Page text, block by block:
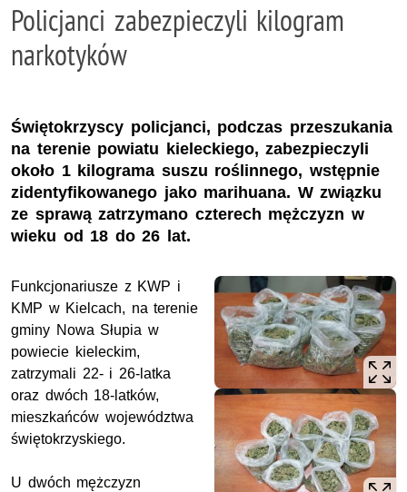
Policjanci zabezpieczyli kilogram
narkotyków
Świętokrzyscy policjanci, podczas przeszukania
na terenie powiatu kieleckiego, zabezpieczyli
około 1 kilograma suszu roślinnego, wstępnie
zidentyfikowanego jako marihuana. W związku
ze sprawą zatrzymano czterech mężczyzn w
wieku od 18 do 26 lat.
Funkcjonariusze z KWP i
KMP w Kielcach, na terenie
gminy Nowa Słupia w
powiecie kieleckim,
zatrzymali 22- i 26-latka
oraz dwóch 18-latków,
mieszkańców województwa
świętokrzyskiego.
U dwóch mężczyzn